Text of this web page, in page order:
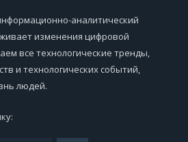
аналитический
изменения цифровой
все технологические тренды,
и технологических событий,
людей.